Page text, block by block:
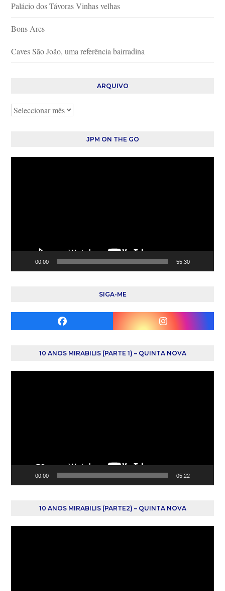
Palácio dos Távoras Vinhas velhas
Bons Ares
Caves São João, uma referência bairradina
ARQUIVO
Arquivo
JPM ON THE GO
00:00 55:30
SIGA-ME
Facebook Instagram
10 ANOS MIRABILIS (PARTE 1) – QUINTA NOVA
00:00 05:22
10 ANOS MIRABILIS (PARTE2) – QUINTA NOVA